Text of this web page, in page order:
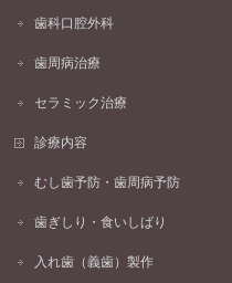
歯科口腔外科
歯周病治療
セラミック治療
診療内容
むし歯予防・歯周病予防
歯ぎしり・食いしばり
入れ歯（義歯）製作